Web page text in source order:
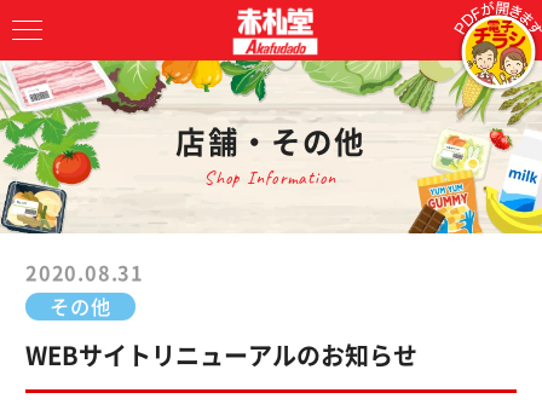
店舗・その他
Shop Information
2020.08.31
その他
WEBサイトリニューアルのお知らせ